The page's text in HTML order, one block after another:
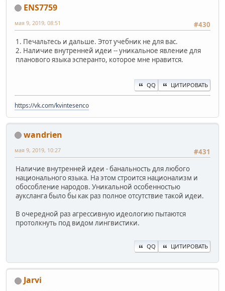
ENS7759
#430
мая 9, 2019, 08:51
1. Печальтесь и дальше. Этот учебник не для вас.
2. Наличие внутренней идеи -- уникальное явление для
планового языка эсперанто, которое мне нравится.
QQ ЦИТИРОВАТЬ
https://vk.com/kvintesenco
wandrien
#431
мая 9, 2019, 10:27
Наличие внутренней идеи - банальность для любого
национального языка. На этом строится национализм и
обособление народов. Уникальной особенностью
ауксланга было бы как раз полное отсутствие такой идеи.
В очередной раз агрессивную идеологию пытаются
протолкнуть под видом лингвистики.
QQ ЦИТИРОВАТЬ
Jarvi